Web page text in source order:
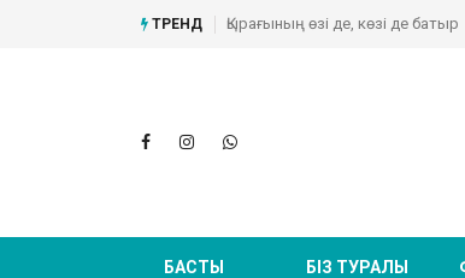
ТРЕНД Абайдың туған жері
БАСТЫ БІЗ ТУРАЛЫ